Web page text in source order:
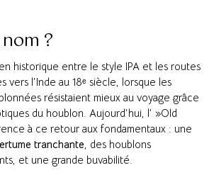
?
historique entre le style IPA et les routes
vers l’Inde au 18ᵉ siècle, lorsque les
résistaient mieux au voyage grâce
du houblon. Aujourd’hui, l’ »Old
à ce retour aux fondamentaux : une
tranchante , des houblons
et une grande buvabilité.